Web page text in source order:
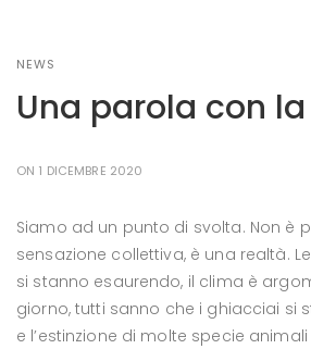
NEWS
Una parola con la
ON 1 DICEMBRE 2020
Siamo ad un punto di svolta. Non è
sensazione collettiva, è una realtà.
si stanno esaurendo, il clima è
giorno, tutti sanno che i ghiacciai si
e l’estinzione di molte specie